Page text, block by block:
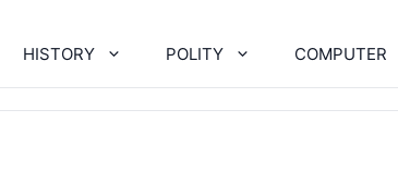
HISTORY POLITY COMPUTER